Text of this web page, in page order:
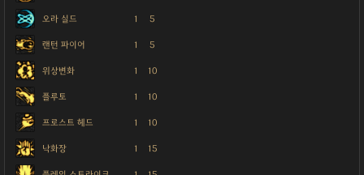
오라 실드 1 5
랜턴 파이어 1 5
위상변화 1 10
플루토 1 10
프로스트 헤드 1 10
낙화장 1 15